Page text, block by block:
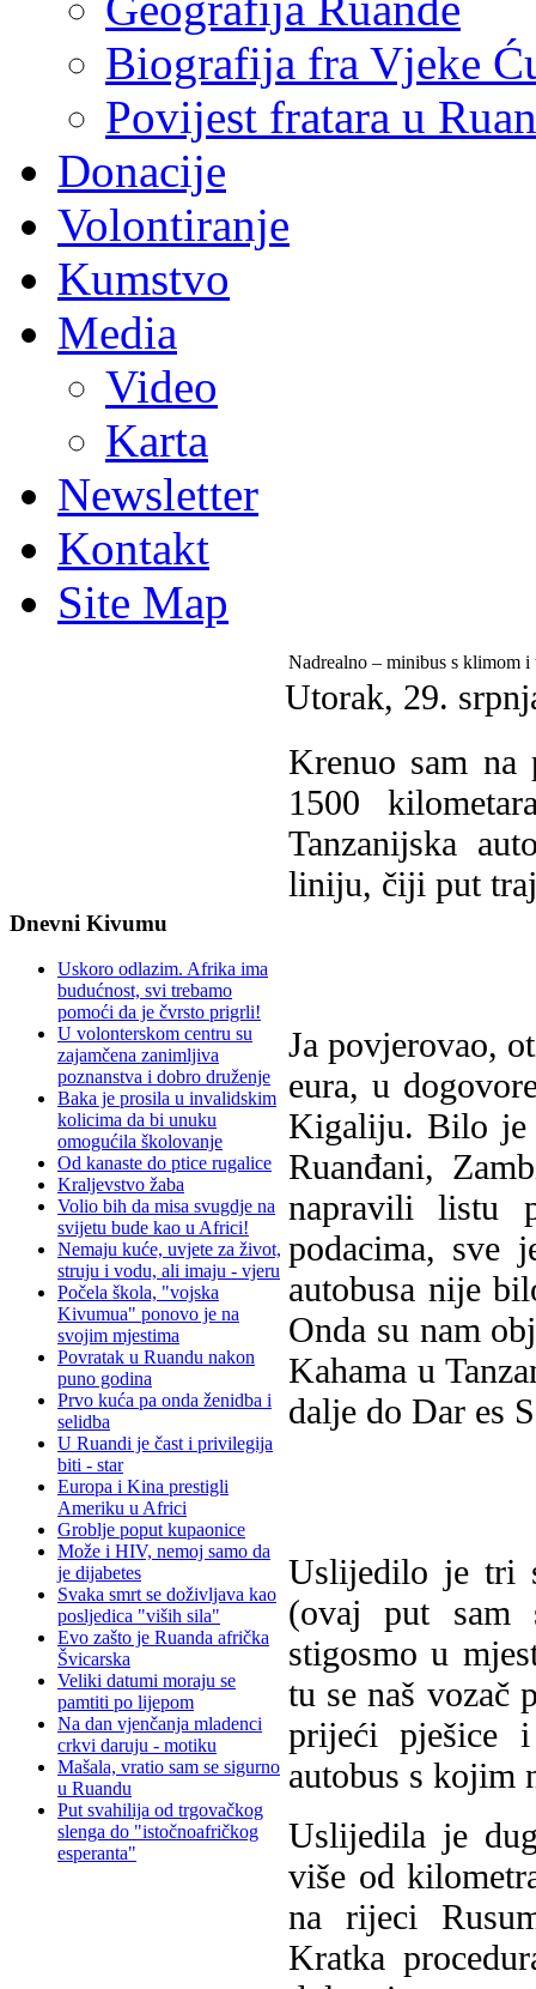
Biografija fra Vjeke
Povijest fratara u
Donacije
Volontiranje
Kumstvo
Media
Video
Karta
Newsletter
Kontakt
Site Map
Dnevni Kivumu
Uskoro odlazim. Afrika ima
budućnost, svi trebamo
pomoći da je čvrsto prigrli!
U volonterskom centru su
zajamčena zanimljiva
poznanstva i dobro druženje
Baka je prosila u invalidskim
kolicima da bi unuku
omogućila školovanje
Od kanaste do ptice rugalice
Kraljevstvo žaba
Volio bih da misa svugdje na
svijetu bude kao u Africi!
Nemaju kuće, uvjete za život,
struju i vodu, ali imaju - vjeru
Počela škola, "vojska
Kivumua" ponovo je na
svojim mjestima
Povratak u Ruandu nakon
puno godina
Prvo kuća pa onda ženidba i
selidba
U Ruandi je čast i privilegija
biti - star
Europa i Kina prestigli
Ameriku u Africi
Groblje poput kupaonice
Može i HIV, nemoj samo da
je dijabetes
Svaka smrt se doživljava kao
posljedica "viših sila"
Evo zašto je Ruanda afrička
Švicarska
Veliki datumi moraju se
pamtiti po lijepom
Na dan vjenčanja mladenci
crkvi daruju - motiku
Mašala, vratio sam se sigurno
u Ruandu
Put svahilija od trgovačkog
slenga do "istočnoafričkog
esperanta"
Nadrealno – minibus s klimom
Utorak, 29.
Krenuo sam na
1500
Tanzanijska
liniju, čiji put
Ja povjerovao,
eura, u
Kigaliju. Bilo je
Ruanđani,
napravili listu
podacima, sve
autobusa nije
Onda su nam
Kahama u
dalje do Dar es
Uslijedilo je tri
(ovaj put sam
stigosmo u
tu se naš vozač
prijeći pješice
autobus s kojim
Uslijedila je
više od
na rijeci
Kratka